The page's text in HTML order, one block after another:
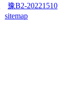
豫B2-20221510
sitemap